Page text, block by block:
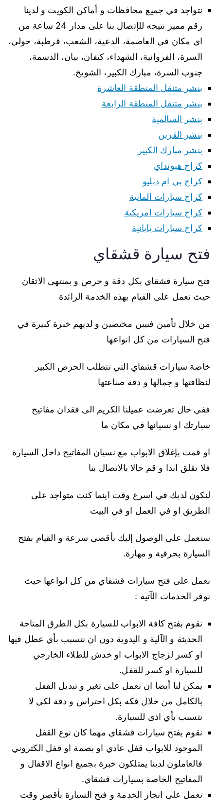
نتواجد في جميع محافظات و أماكن الكويت و لدينا
رقم مميز نتيحه للإتصال بنا على مدار 24 ساعة من
اي مكان في العاصمة، الدعية، الشعب، قرطبة، حولي،
السرة، الفروانية، الشهداء، كيفان، بيان، الدسمة،
جنوب السرة، مبارك الكبير، الشويخ.
بنشر متنقل المنطقة العاشرة
بنشر متنقل المنطقة الرابعة
بنشر السالمية
بنشر القرين
بنشر مبارك الكبير
كراج هيونداي
كراج بي ام دبليو
كراج سيارات المانية
كراج سيارات امريكية
كراج سيارات يابانية
فتح سيارة قشقاي
فتح سيارة قشقاي بكل دقة و حرص و بمنتهى الاتقان
حيث نعمل على القيام بهذه الخدمة الرائدة
من خلال تأمين فنيين مختصين و لديهم خبرة كبيرة في
فتح السيارات من كل انواعها
خاصة سيارات قشقاي التي تتطلب الحرص الكبير
لنظافتها و جمالها و دقة صناعتها
ففي حال تعرضت عميلنا الكريم الى فقدان مفاتيح
سيارتك او نسيانها في مكان ما
او قمت بإغلاق الابواب مع نسيان المفاتيح داخل السيارة
فلا تقلق ابدا و قم حالا بالاتصال بنا
لنكون لديك في اسرع وقت اينما كنت متواجد على
الطريق او في العمل او في البيت
سنعمل على الوصول إليك بأقصى سرعة و القيام بفتح
السيارة بحرفية و مهارة.
نعمل على فتح سيارات قشقاي من كل انواعها حيث
نوفر الخدمات الآتية :
نقوم بفتح كافة الابواب للسيارة بكل الطرق المتاحة
الحديثة و الآلية و اليدوية دون ان نتسبب بأي عطل فيها
او كسر لزجاج الابواب او خدش للطلاء الخارجي
للسيارة او كسر للقفل.
يمكن لنا أيضا ان نعمل على تغير و تبديل القفل
بالكامل من خلال فكه بكل احتراس و دقة لكي لا
نتسبب بأي اذى للسيارة.
نقوم بفتح سيارات قشقاي مهما كان نوع القفل
الموجود للابواب قفل عادي او بصمة او قفل الكتروني
فالعاملون لدينا يمتلكون خبرة بجميع انواع الاقفال و
المفاتيح الخاصة بسيارات قشقاي.
نعمل على انجاز الخدمة و فتح السيارة بأقصر وقت